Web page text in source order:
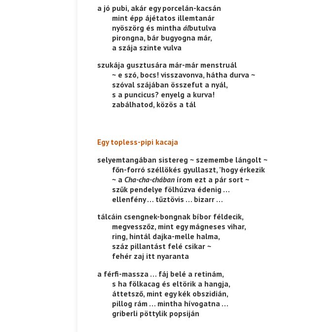
a jó pubi, akár egy porcelán-kacsán
mint épp ájétatos illemtanár
nyöszörg és mintha álbutulva
pirongna, bár bugyogna már,
a szája szinte vulva
szukája gusztusára már-már menstruál
~ e szó, bocs! visszavonva, hátha durva ~
szóval szájában összefut a nyál,
s a puncicus? enyelg a kurva!
zabálhatod, közös a tál
Egy topless-pipi kacaja
selyemtangában sistereg ~ szemembe lángolt ~
főn-forró széllökés gyullaszt, ’hogy érkezik
~ a Cha-cha-chában írom ezt a pár sort ~
szűk pendelye fölhúzva édenig …
ellenfény … tűztövis … bizarr …
tálcáin csengnek-bongnak bíbor féldecik,
megvesszőz, mint egy mágneses vihar,
ring, hintál dajka-melle halma,
száz pillantást felé csikar ~
fehér zaj itt nyaranta
a férfi-massza … fáj belé a retinám,
s ha fölkacag és eltörik a hangja,
áttetsző, mint egy kék obszidián,
pillog rám … mintha hívogatna …
griberli pöttylik popsiján